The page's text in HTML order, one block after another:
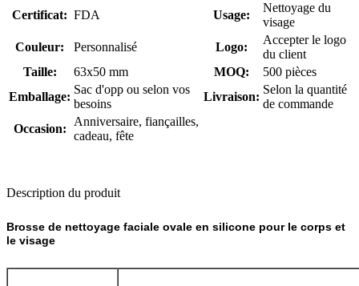
Certificat: FDA Usage:
Nettoyage du
visage
Couleur:
Personnalisé Logo:
Accepter le logo
du client
Taille:
63x50 mm MOQ:
500 pièces
Emballage:
Sac d'opp ou selon vos
besoins
Livraison:
Selon la quantité
de commande
Occasion:
Anniversaire, fiançailles,
cadeau, fête
Description du produit
Brosse de nettoyage faciale ovale en silicone pour le corps et
le visage